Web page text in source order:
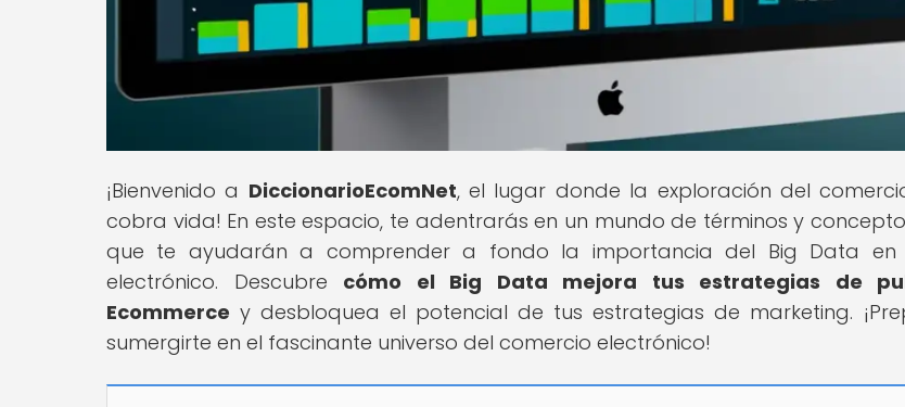
¡Bienvenido a DiccionarioEcomNet, el lugar donde la exploración del
cobra vida! En este espacio, te adentrarás en un mundo de términos y
que te ayudarán a comprender a fondo la importancia del Big Data en
electrónico. Descubre cómo el Big Data mejora tus estrategias de
Ecommerce y desbloquea el potencial de tus estrategias de marketing.
sumergirte en el fascinante universo del comercio electrónico!